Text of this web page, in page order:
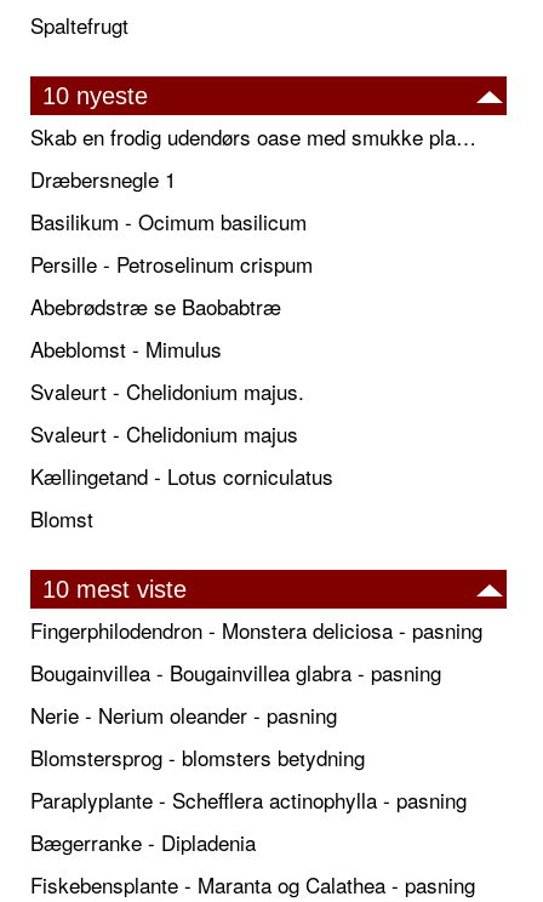
Spaltefrugt
10 nyeste
Skab en frodig udendørs oase med smukke plantekrukker og elegante espalier
Dræbersnegle 1
Basilikum - Ocimum basilicum
Persille - Petroselinum crispum
Abebrødstræ se Baobabtræ
Abeblomst - Mimulus
Svaleurt - Chelidonium majus.
Svaleurt - Chelidonium majus
Kællingetand - Lotus corniculatus
Blomst
10 mest viste
Fingerphilodendron - Monstera deliciosa - pasning
Bougainvillea - Bougainvillea glabra - pasning
Nerie - Nerium oleander - pasning
Blomstersprog - blomsters betydning
Paraplyplante - Schefflera actinophylla - pasning
Bægerranke - Dipladenia
Fiskebensplante - Maranta og Calathea - pasning